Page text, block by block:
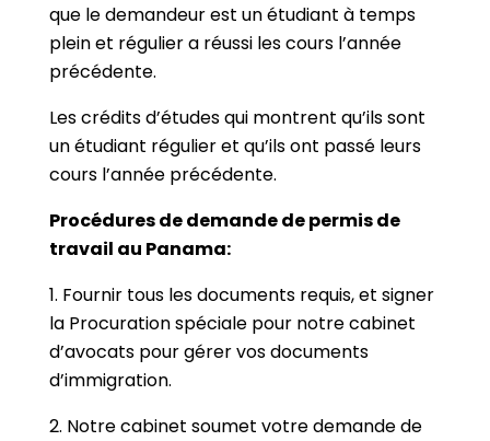
que le demandeur est un étudiant à temps
plein et régulier a réussi les cours l’année
précédente.
Les crédits d’études qui montrent qu’ils sont
un étudiant régulier et qu’ils ont passé leurs
cours l’année précédente.
Procédures de demande de permis de
travail au Panama:
1. Fournir tous les documents requis, et signer
la Procuration spéciale pour notre cabinet
d’avocats pour gérer vos documents
d’immigration.
2. Notre cabinet soumet votre demande de